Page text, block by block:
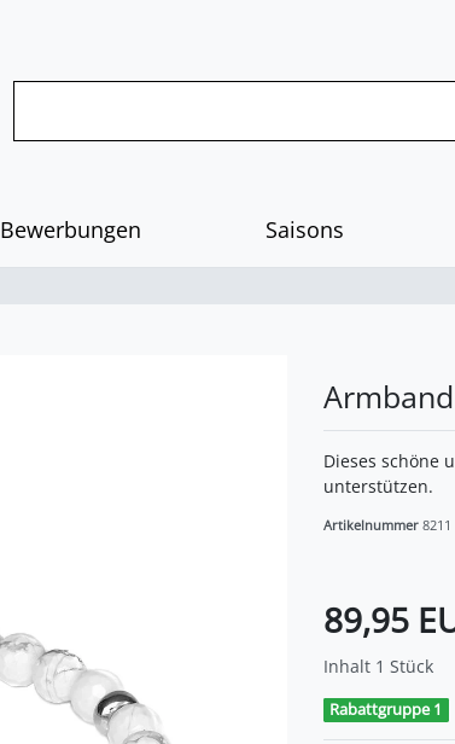
Bewerbungen Saisons
Dieses schöne
unterstützen.
Artikelnummer 8211
89,95
Inhalt 1 Stück
Rabattgruppe 1